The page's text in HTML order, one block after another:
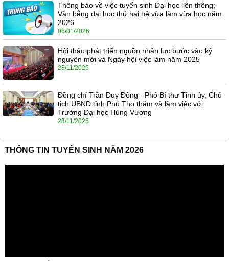
Thông báo về việc tuyển sinh Đại học liên thông;
Văn bằng đại học thứ hai hệ vừa làm vừa học năm
2026
06/01/2026
Hội thảo phát triển nguồn nhân lực bước vào kỷ
nguyên mới và Ngày hội việc làm năm 2025
28/11/2025
Đồng chí Trần Duy Đông - Phó Bí thư Tỉnh ủy, Chủ
tịch UBND tỉnh Phú Thọ thăm và làm việc với
Trường Đại học Hùng Vương
28/11/2025
THÔNG TIN TUYỂN SINH NĂM 2026